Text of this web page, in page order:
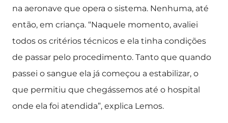
na aeronave que opera o sistema. Nenhuma, até
então, em criança. “Naquele momento, avaliei
todos os critérios técnicos e ela tinha condições
de passar pelo procedimento. Tanto que quando
passei o sangue ela já começou a estabilizar, o
que permitiu que chegássemos até o hospital
onde ela foi atendida”, explica Lemos.